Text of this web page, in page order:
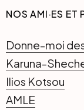
NOS AMI·ES ET
Donne-moi
Karuna-
Ilios Kotsou
AMLE